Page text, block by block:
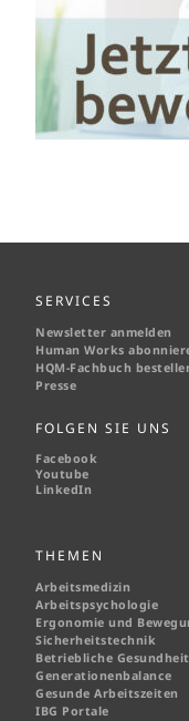
SERVICES
Newsletter anmelden
Human Works
HQM-Fachbuch
Presse
FOLGEN SIE UNS
Facebook
Youtube
LinkedIn
THEMEN
Arbeitsmedizin
Arbeitspsychologie
Ergonomie und
Sicherheitstechnik
Betriebliche
Generationenbalance
Gesunde Arbeitszeiten
IBG Portale